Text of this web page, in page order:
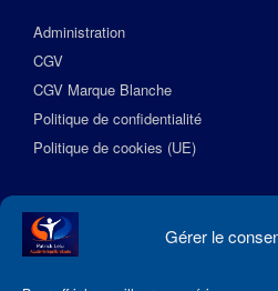
Gérer le
Administration
CGV
CGV Marque Blanche
Politique de confidentialité
Politique de cookies (UE)
Suivez l’Académie